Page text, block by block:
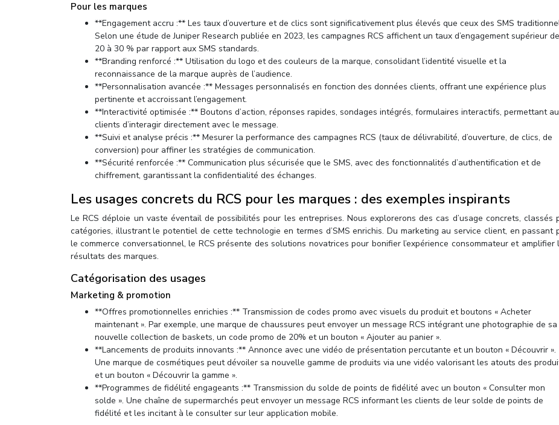
Pour les marques
**Engagement accru :** Les taux d’ouverture et de clics sont significativement plus élevés que ceux des SMS
Selon une étude de Juniper Research publiée en 2023, les campagnes RCS affichent un taux d’engagement supérieur de
20 à 30 % par rapport aux SMS standards.
**Branding renforcé :** Utilisation du logo et des couleurs de la marque, consolidant l’identité visuelle et la
reconnaissance de la marque auprès de l’audience.
**Personnalisation avancée :** Messages personnalisés en fonction des données clients, offrant une expérience plus
pertinente et accroissant l’engagement.
**Interactivité optimisée :** Boutons d’action, réponses rapides, sondages intégrés, formulaires interactifs, permettant
clients d’interagir directement avec le message.
**Suivi et analyse précis :** Mesurer la performance des campagnes RCS (taux de délivrabilité, d’ouverture, de clics, de
conversion) pour affiner les stratégies de communication.
**Sécurité renforcée :** Communication plus sécurisée que le SMS, avec des fonctionnalités d’authentification et de
chiffrement, garantissant la confidentialité des échanges.
Les usages concrets du RCS pour les marques : des exemples inspirants
Le RCS déploie un vaste éventail de possibilités pour les entreprises. Nous explorerons des cas d’usage concrets, classés
catégories, illustrant le potentiel de cette technologie en termes d’SMS enrichis. Du marketing au service client, en passant
le commerce conversationnel, le RCS présente des solutions novatrices pour bonifier l’expérience consommateur et amplifier
résultats des marques.
Catégorisation des usages
Marketing & promotion
**Offres promotionnelles enrichies :** Transmission de codes promo avec visuels du produit et boutons « Acheter
maintenant ». Par exemple, une marque de chaussures peut envoyer un message RCS intégrant une photographie de sa
nouvelle collection de baskets, un code promo de 20% et un bouton « Ajouter au panier ».
**Lancements de produits innovants :** Annonce avec une vidéo de présentation percutante et un bouton « Découvrir ».
Une marque de cosmétiques peut dévoiler sa nouvelle gamme de produits via une vidéo valorisant les atouts des
et un bouton « Découvrir la gamme ».
**Programmes de fidélité engageants :** Transmission du solde de points de fidélité avec un bouton « Consulter mon
solde ». Une chaîne de supermarchés peut envoyer un message RCS informant les clients de leur solde de points de
fidélité et les incitant à le consulter sur leur application mobile.